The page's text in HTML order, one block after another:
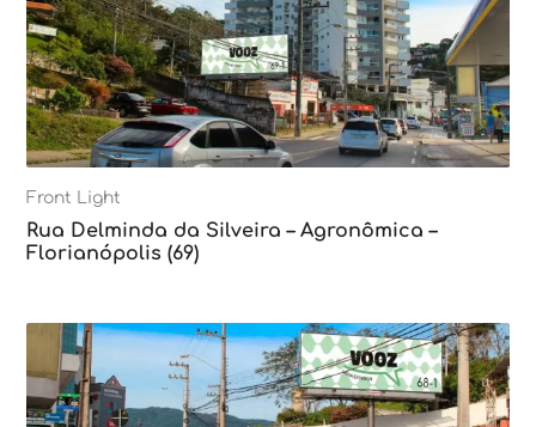
Front Light
Rua Delminda da Silveira – Agronômica –
Florianópolis (69)